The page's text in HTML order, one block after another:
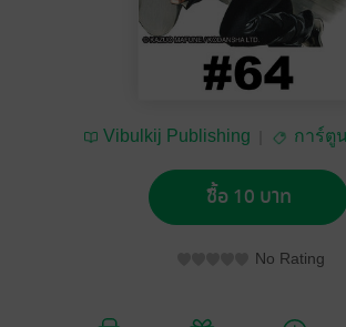
Vibulkij Publishing การ์ตู
ซื้อ 10 บาท
No Rating